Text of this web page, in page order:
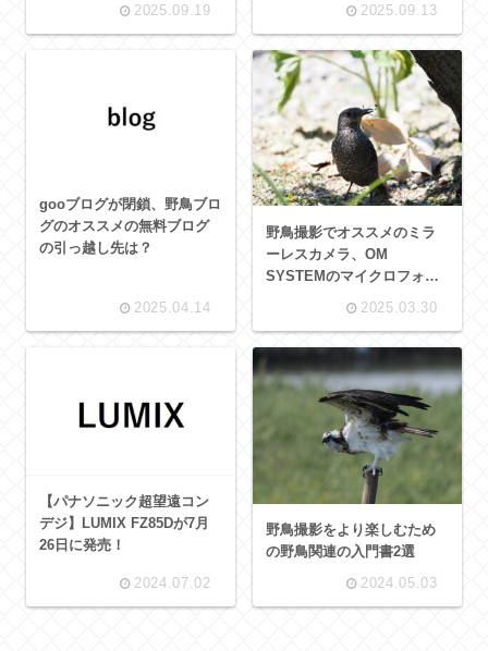
2025.09.19
2025.09.13
gooブログが閉鎖、野鳥ブロ
グのオススメの無料ブログ
の引っ越し先は？
2025.04.14
野鳥撮影でオススメのミラ
ーレスカメラ、OM
SYSTEMのマイクロフォー
2025.03.30
【パナソニック超望遠コン
デジ】LUMIX FZ85Dが7月
26日に発売！
2024.07.02
野鳥撮影をより楽しむため
の野鳥関連の入門書2選
2024.05.03